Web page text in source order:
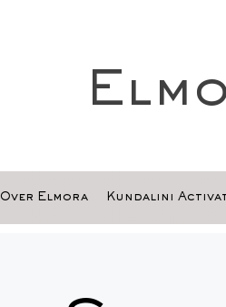
Over Elmora Kundalini